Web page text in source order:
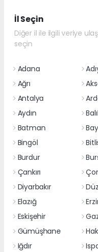
İl Seçin
Diğer il ile ilgili veriye
seçin
Adana
Ağrı
Antalya
Aydın
Batman
Bingöl
Burdur
Çankırı
Diyarbakır
Elazığ
Eskişehir
Gümüşhane
Iğdır